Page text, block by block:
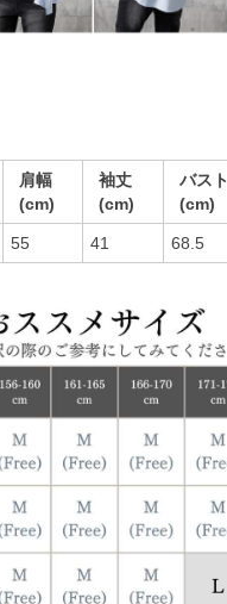
肩幅
(cm)
袖丈
(cm)
バスト
(cm)
55 41 68.5